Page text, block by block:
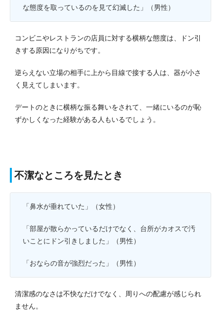
な態度を取っているのを見て幻滅した」（男性）
コンビニやレストランの店員に対する横柄な態度は、ドン引
きする原因になりがちです。
逆らえない立場の相手に上から目線で接する人は、器が小さ
く見えてしまいます。
デートのときに横柄な振る舞いをされて、一緒にいるのが恥
ずかしくなった経験がある人もいるでしょう。
不潔なところを見たとき
「鼻水が垂れていた」（女性）
「部屋が散らかっているだけでなく、台所がカオスで汚
いことにドン引きしました」（男性）
「おならの音が強烈だった」（男性）
清潔感のなさは不快なだけでなく、周りへの配慮が感じられ
ません。